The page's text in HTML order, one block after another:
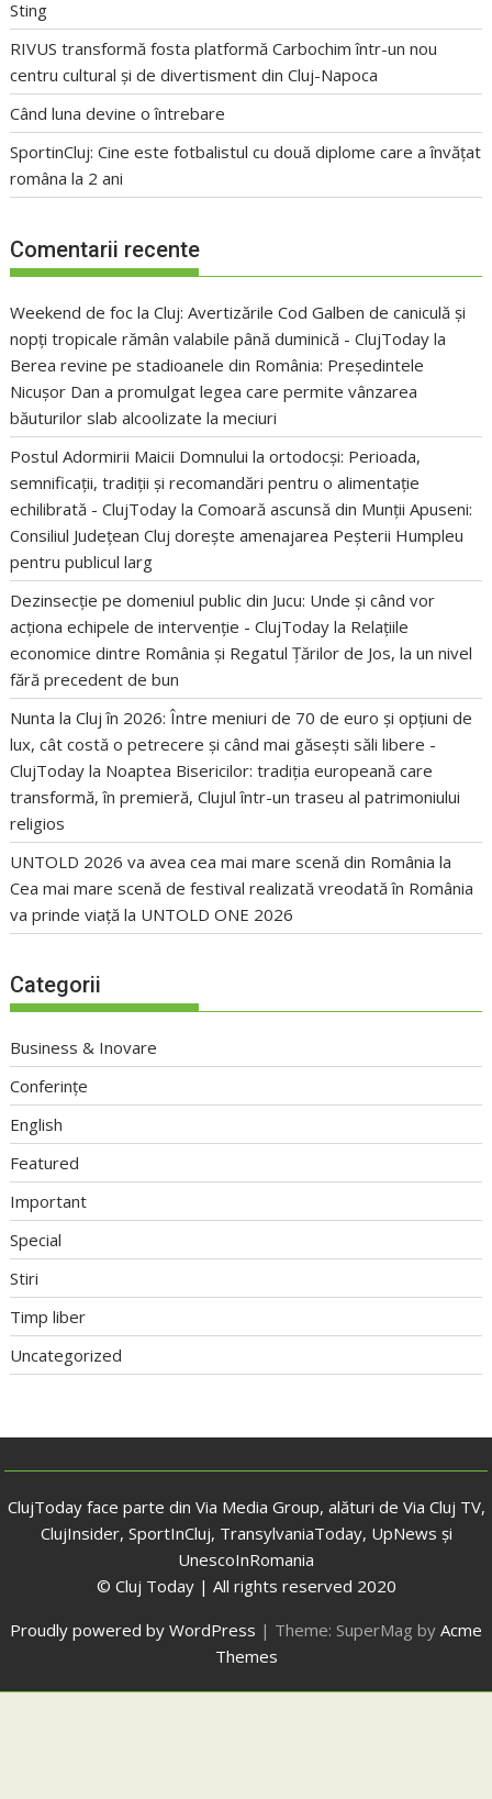
Sting
RIVUS transformă fosta platformă Carbochim într-un nou
centru cultural și de divertisment din Cluj-Napoca
Când luna devine o întrebare
SportinCluj: Cine este fotbalistul cu două diplome care a învățat
româna la 2 ani
Comentarii recente
Weekend de foc la Cluj: Avertizările Cod Galben de caniculă și
nopți tropicale rămân valabile până duminică - ClujToday la
Berea revine pe stadioanele din România: Președintele
Nicușor Dan a promulgat legea care permite vânzarea
băuturilor slab alcoolizate la meciuri
Postul Adormirii Maicii Domnului la ortodocși: Perioada,
semnificații, tradiții și recomandări pentru o alimentație
echilibrată - ClujToday laComoară ascunsă din Munții Apuseni:
Consiliul Județean Cluj dorește amenajarea Peșterii Humpleu
pentru publicul larg
Dezinsecție pe domeniul public din Jucu: Unde și când vor
acționa echipele de intervenție - ClujToday la Relațiile
economice dintre România și Regatul Țărilor de Jos, la un nivel
fără precedent de bun
Nunta la Cluj în 2026: Între meniuri de 70 de euro și opțiuni de
lux, cât costă o petrecere și când mai găsești săli libere -
ClujToday la Noaptea Bisericilor: tradiția europeană care
transformă, în premieră, Clujul într-un traseu al patrimoniului
religios
UNTOLD 2026 va avea cea mai mare scenă din România la
Cea mai mare scenă de festival realizată vreodată în România
va prinde viață la UNTOLD ONE 2026
Categorii
Business & Inovare
Conferințe
English
Featured
Important
Special
Stiri
Timp liber
Uncategorized
ClujToday face parte din Via Media Group, alături de Via Cluj TV,
ClujInsider, SportInCluj, TransylvaniaToday, UpNews și
UnescoInRomania
© Cluj Today | All rights reserved 2020
Proudly powered by WordPress | Theme: SuperMag by Acme
Themes